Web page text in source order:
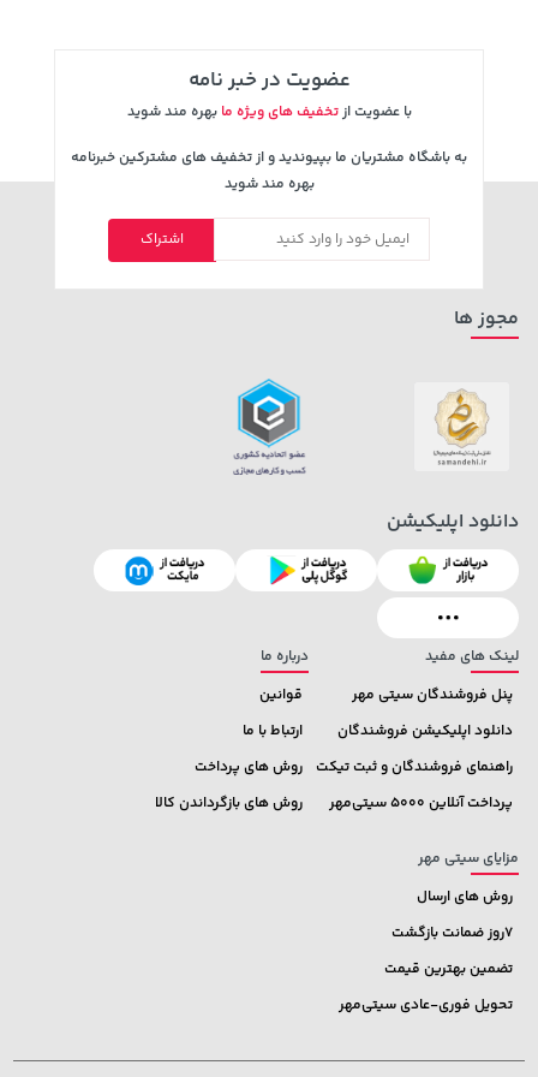
659,900
خرید
108,000 تومان
119,900
57,580,000 تومان خرید 1,109,000 تومان
عضویت در خبر نامه
با عضویت ازتخفیف های ویژه ما بهره مند شوید
به باشگاه مشتریان ما بپیوندید و از تخفیف های مشترکین خبرنامه
بهره مند شوید
اشتراک
لینک های مفید
پنل فروشندگان سیتی مهر
دانلود اپلیکیشن فروشندگان
راهنمای فروشندگان و ثبت تیکت
پرداخت آنلاین 5000 سیتی‌مهر
درباره ما
قوانین
ارتباط با ما
روش های پرداخت
روش های بازگرداندن کالا
مزایای سیتی مهر
روش های ارسال
7روز ضمانت بازگشت
تضمین بهترین قیمت
تحویل فوری-عادی سیتی‌مهر
مجوز ها
دانلود اپلیکیشن